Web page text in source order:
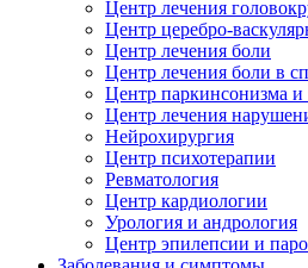
Центр лечения
Центр церебро-
Центр лечения боли
Центр лечения боли в
Центр паркинсонизма и
Центр лечения
Нейрохирургия
Центр психотерапии
Ревматология
Центр кардиологии
Урология и андрология
Центр эпилепсии и